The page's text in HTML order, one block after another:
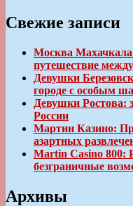
Свежие записи
Москва
путешествие
Девушки
городе с особым
Девушки Ростова:
России
Мартин Казино:
азартных
Martin Casino 800:
безграничные
Архивы